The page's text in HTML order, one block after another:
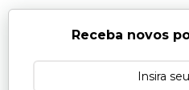
Receba novos